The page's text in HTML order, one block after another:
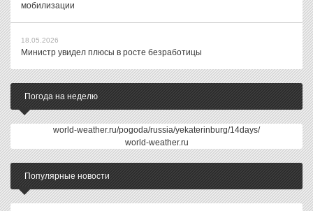
мобилизации
18.05.2026
Министр увидел плюсы в росте безработицы
Погода на неделю
world-weather.ru/pogoda/russia/yekaterinburg/14days/
world-weather.ru
Популярные новости